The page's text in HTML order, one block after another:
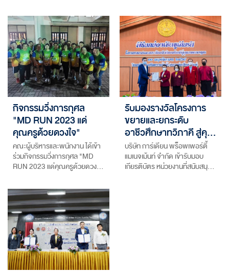
กิจกรรมวิ่งการกุศล
"MD RUN 2023 แด่
คุณครูด้วยดวงใจ"
คณะผู้บริหารและพนักงาน ได้เข้า
ร่วมกิจกรรมวิ่งการกุศล "MD
RUN 2023 แด่คุณครูด้วยดวง…
รับมองรางวัลโครงการ
ขยายและยกระดับ
อาชีวศึกษาทวิภาคี สู่คุ…
บริษัท การ์เดียน พร็อพเพอร์ตี้
แมเนจเม้นท์ จำกัด เข้ารับมอบ
เกียรติบัตร หน่วยงานที่สนับสนุ…